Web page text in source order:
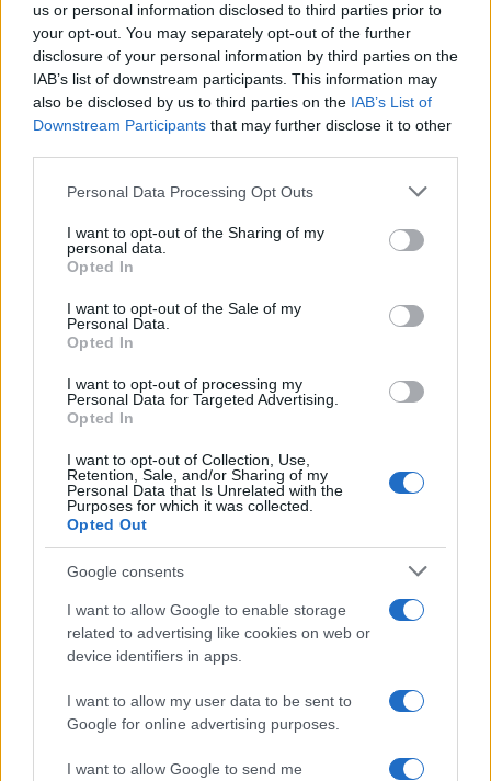
us or personal information disclosed to third parties prior to
your opt-out. You may separately opt-out of the further
disclosure of your personal information by third parties on the
IAB’s list of downstream participants. This information may
also be disclosed by us to third parties on the IAB’s List of
Downstream Participants that may further disclose it to other
Please note that this website/app uses one or more Google
not limited to your visit or usage behaviour. You may click to
grant or deny consent to Google and its third-party tags to
use your data for below specified purposes in below Google
consent section.
Personal Data Processing Opt Outs
I want to opt-out of the Sharing of my
personal data.
Opted In
I want to opt-out of the Sale of my
Personal Data.
Opted In
I want to opt-out of processing my
Personal Data for Targeted Advertising.
Opted In
I want to opt-out of Collection, Use,
Retention, Sale, and/or Sharing of my
Personal Data that Is Unrelated with the
Purposes for which it was collected.
Opted Out
Google consents
I want to allow Google to enable storage
related to advertising like cookies on web or
device identifiers in apps.
I want to allow my user data to be sent to
Google for online advertising purposes.
I want to allow Google to send me
Όροι Χρήσης . Το site προστατεύεται από reCAPTCHA, ισχύουν
Πολιτική Απορρήτου
Όροι Χρήσης της Google.
Lifestyle
ΗΛΙΑΝΑ ΠΑΠΑΓΕΩΡΓΙΟΥ
Share:
ενημερωθείτε πρώτοι για όλη την ειδησεογραφία και τα
τελευταία νέατης ημέρας
Πιο δημοφιλή
Νίκα κάνουν διακοπές με πολυτελές γιοτ
με τα δύο παιδιά τους
Η Άννα Βίσση ξετρελάθηκε με μπάντα που
έπαιζε Τσιτσάνη στο Φισκάρδο και τους
πρότεινε συνεργασία
Θρήνος για τον Λιονέλ Μέσι – Πέθανε ο
πατέρας του, Χόρχε
Ελίζαμπεθ Ελέτσι και Νεκτάριος Λεμονίδης
πήγαν στον Άγιο Νεκτάριο Βούλας για να
Τζο Μπάιντεν: «Ο καρκίνος έχει εξαπλωθεί,
είναι πολύ επώδυνο», λέει ο γιος του